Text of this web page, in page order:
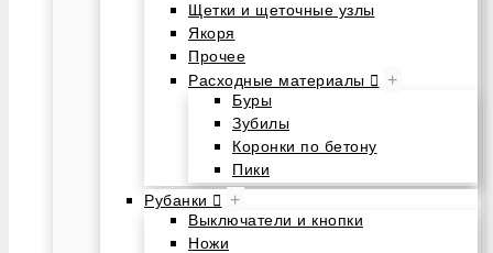
Щетки и щеточные узлы
Якоря
Прочее
Расходные материалы
+
Буры
Зубилы
Коронки по бетону
Пики
Рубанки
+
Выключатели и кнопки
Ножи